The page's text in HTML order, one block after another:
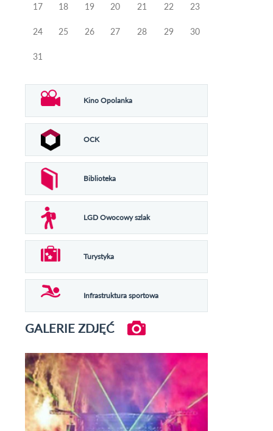
17 18 19 20 21 22 23
24 25 26 27 28 29 30
31
Kino Opolanka
OCK
Biblioteka
LGD Owocowy szlak
Turystyka
Infrastruktura sportowa
GALERIE ZDJĘĆ